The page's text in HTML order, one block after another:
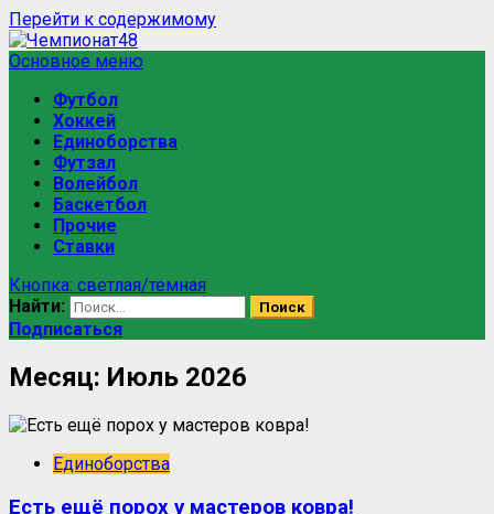
Перейти к содержимому
Основное меню
Футбол
Хоккей
Единоборства
Футзал
Волейбол
Баскетбол
Прочие
Ставки
Кнопка: светлая/темная
Найти:
Подписаться
Месяц: Июль 2026
Единоборства
Есть ещё порох у мастеров ковра!